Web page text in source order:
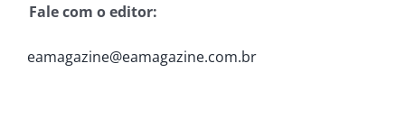
Fale com o editor:
eamagazine@eamagazine.com.br